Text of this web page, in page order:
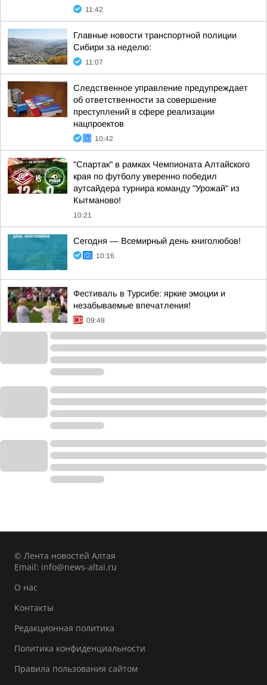
11:42
Главные новости транспортной полиции
Сибири за неделю:
11:07
Следственное управление предупреждает
об ответственности за совершение
преступлений в сфере реализации
нацпроектов
10:42
"Спартак" в рамках Чемпионата Алтайского
края по футболу уверенно победил
аутсайдера турнира команду "Урожай" из
Кытманово!
10:21
Сегодня — Всемирный день книголюбов!
10:16
Фестиваль в Турсибе: яркие эмоции и
незабываемые впечатления!
09:48
© Лента новостей Алтая
Email: info@news-altai.ru
О нас
Контакты
Редакционная политика
Политика конфиденциальности
Правила пользования сайтом